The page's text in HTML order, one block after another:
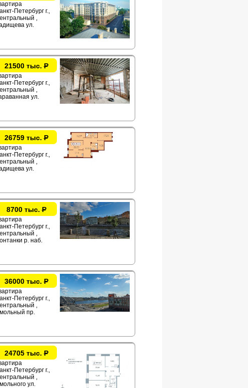
Петербург г.,
,
ул.
21500 тыс.Р
Петербург г.,
,
ул.
26759 тыс.Р
Петербург г.,
,
ул.
8700 тыс.Р
Петербург г.,
,
р. наб.
36000 тыс.Р
Петербург г.,
,
пр.
24705 тыс.Р
Петербург г.,
,
ул.